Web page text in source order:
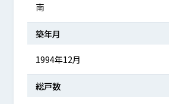
南
築年月
1994年12月
総戸数